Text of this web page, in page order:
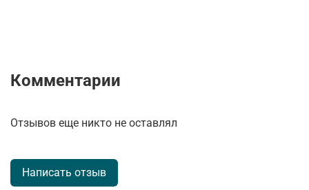
Комментарии
Отзывов еще никто не оставлял
Написать отзыв